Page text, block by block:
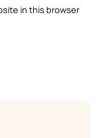
in this browser